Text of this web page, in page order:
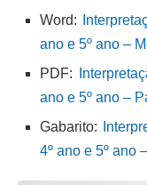
Word:
ano e 5º ano –
PDF:
ano e 5º ano –
Gabarito:
4º ano e 5º ano